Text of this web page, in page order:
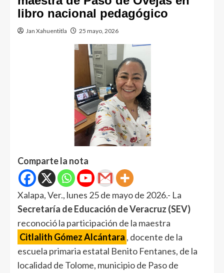
libro nacional pedagógico
Jan Xahuentitla 25 mayo, 2026
Comparte la nota
Xalapa, Ver., lunes 25 de mayo de 2026.- La
Secretaría de Educación de Veracruz (SEV)
reconoció la participación de la maestra
Citlalith Gómez Alcántara , docente de la
escuela primaria estatal Benito Fentanes, de la
localidad de Tolome, municipio de Paso de